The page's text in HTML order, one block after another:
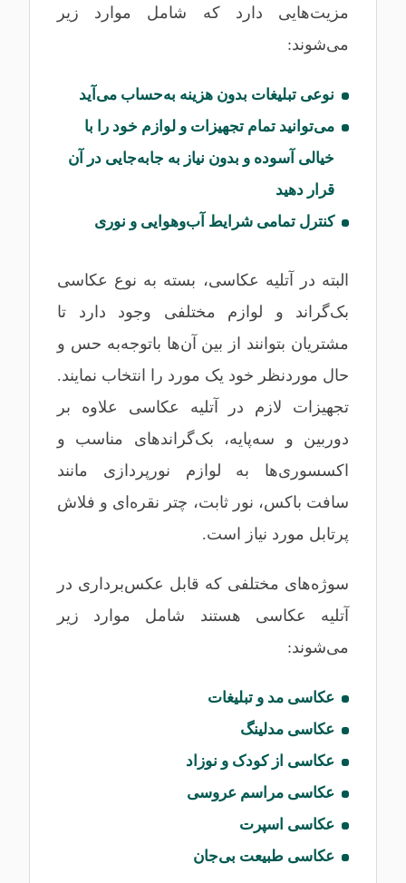
مزیت‌هایی دارد که شامل موارد زیر
می‌شوند:
نوعی تبلیغات بدون هزینه به‌حساب می‌آید
می‌توانید تمام تجهیزات و لوازم خود را با
خیالی آسوده و بدون نیاز به جابه‌جایی در آن
قرار دهید
کنترل تمامی شرایط آب‌وهوایی و نوری
البته در آتلیه عکاسی، بسته به نوع عکاسی
بک‌گراند و لوازم مختلفی وجود دارد تا
مشتریان بتوانند از بین آن‌ها باتوجه‌به حس و
حال موردنظر خود یک مورد را انتخاب نمایند.
تجهیزات لازم در آتلیه عکاسی علاوه بر
دوربین و سه‌پایه، بک‌گراندهای مناسب و
اکسسوری‌ها به لوازم نورپردازی مانند
سافت باکس، نور ثابت، چتر نقره‌ای و فلاش
پرتابل مورد نیاز است.
سوژه‌های مختلفی که قابل عکس‌برداری در
آتلیه عکاسی هستند شامل موارد زیر
می‌شوند:
عکاسی مد و تبلیغات
عکاسی مدلینگ
عکاسی از کودک و نوزاد
عکاسی مراسم عروسی
عکاسی اسپرت
عکاسی طبیعت بی‌جان